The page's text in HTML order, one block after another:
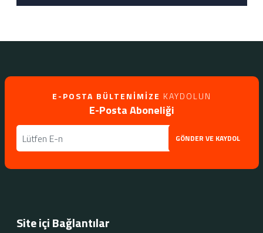
E-POSTA BÜLTENIMIZE KAYDOLUN
E-Posta Aboneliği
GÖNDER VE KAYDOL
Site içi Bağlantılar